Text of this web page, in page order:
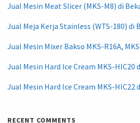
Jual Mesin Meat Slicer (MKS-M8) di
Jual Meja Kerja Stainless (WTS-180) di
Jual Mesin Mixer Bakso MKS-R16A,
Jual Mesin Hard Ice Cream MKS-HIC20
Jual Mesin Hard Ice Cream MKS-HIC22
RECENT COMMENTS